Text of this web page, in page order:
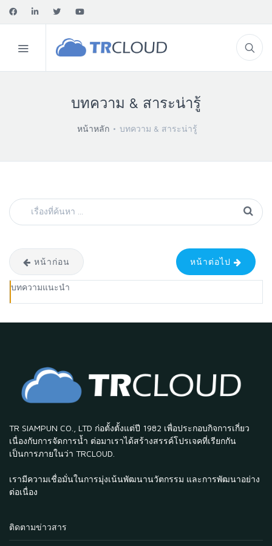
บทความ & สาระน่ารู้
หน้าหลัก บทความ & สาระน่ารู้
หน้าก่อน หน้าต่อไป
บทความแนะนำ
TR SIAMPUN CO., LTD ก่อตั้งตั้งแต่ปี 1982 เพื่อประกอบกิจการเกี่ยว
เนื่องกับการจัดการน้ำ ต่อมาเราได้สร้างสรรค์โปรเจคที่เรียกกัน
เป็นการภายในว่า TRCLOUD.
เรามีความเชื่อมั่นในการมุ่งเน้นพัฒนานวัตกรรม และการพัฒนาอย่าง
ต่อเนื่อง
ติดตามข่าวสาร